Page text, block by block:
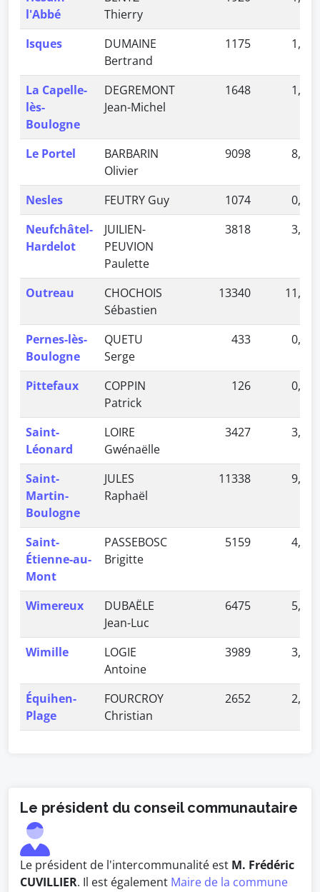
l'Abbé
Thierry
Isques
DUMAINE
Bertrand
1175 1,03
La Capelle-
lès-
Boulogne
DEGREMONT
Jean-Michel
1648 1,45
Le Portel
BARBARIN
Olivier
9098 8,01
Nesles FEUTRY Guy 1074
0,95
Neufchâtel-
Hardelot
JUILIEN-
PEUVION
Paulette
3818 3,36
Outreau
CHOCHOIS
Sébastien
13340 11,74
Pernes-lès-
Boulogne
QUETU
Serge
433 0,38
Pittefaux
COPPIN
Patrick
126 0,11
Saint-
Léonard
LOIRE
Gwénaëlle
3427 3,02
Saint-
Martin-
Boulogne
JULES
Raphaël
11338 9,98
Saint-
Étienne-au-
Mont
PASSEBOSC
Brigitte
5159 4,54
Wimereux
DUBAËLE
Jean-Luc
6475 5,70
Wimille
LOGIE
Antoine
3989 3,51
Équihen-
Plage
FOURCROY
Christian
2652 2,33
Le président du conseil communautaire
Le président de l'intercommunalité est M. Frédéric
CUVILLIER. Il est également Maire de la commune